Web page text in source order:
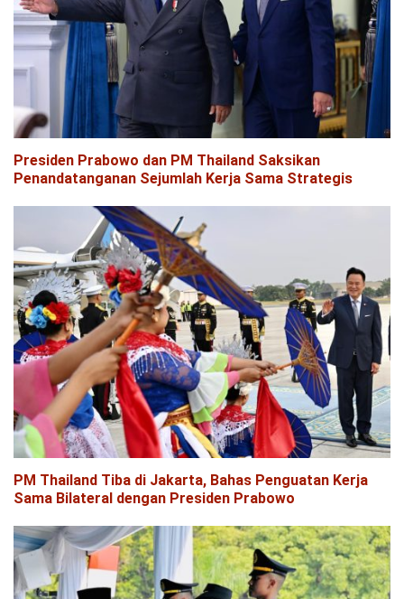
Presiden Prabowo dan PM Thailand Saksikan
Penandatanganan Sejumlah Kerja Sama Strategis
PM Thailand Tiba di Jakarta, Bahas Penguatan Kerja
Sama Bilateral dengan Presiden Prabowo